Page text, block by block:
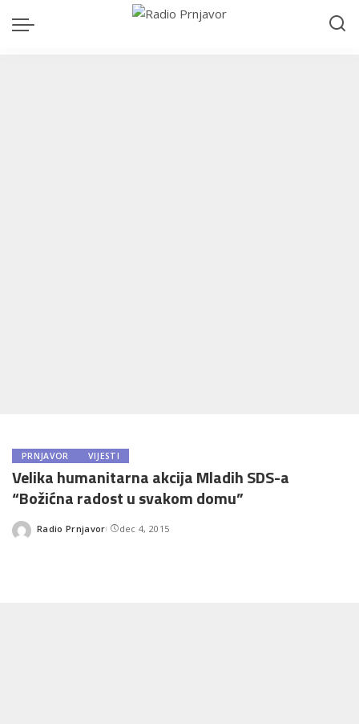
PRNJAVOR VIJESTI
Velika humanitarna akcija Mladih SDS-a
“Božićna radost u svakom domu”
Posted
Radio Prnjavor dec 4, 2015